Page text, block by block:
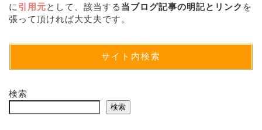
に 引用元として、該当する 当ブログ記事の明記とリンク を
張って頂ければ大丈夫です。
サイト内検索
検索
検索